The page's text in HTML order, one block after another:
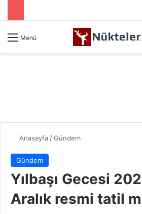
Menü
Anasayfa /Gündem
Gündem
Yılbaşı Gecesi
Aralık resmi tatil